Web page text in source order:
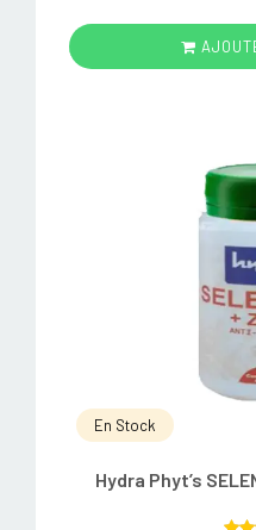
En Stock
Hydra Phyt’s